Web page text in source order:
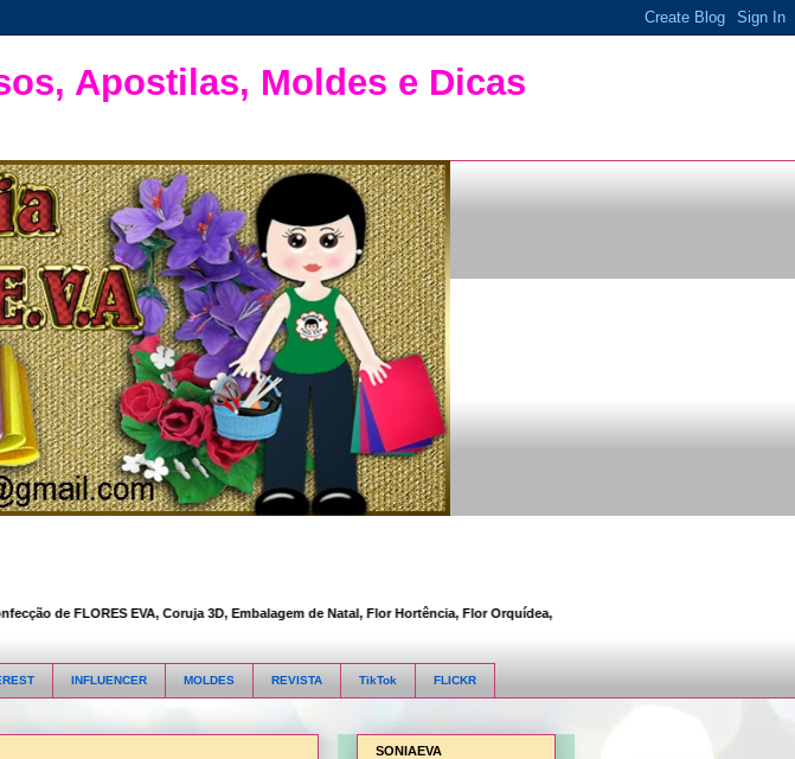
Apostilas, Moldes e Dicas
de FLORES EVA, Coruja 3D, Embalagem de Natal, Flor Hortência, Flor Orquídea, Flor Rosa, Fofucha 3D articulada,
INFLUENCER MOLDES REVISTA TikTok FLICKR
SONIAEVA